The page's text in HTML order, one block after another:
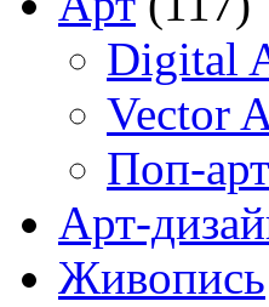
Digital
Vector
Поп-арт
Арт-
Живопись